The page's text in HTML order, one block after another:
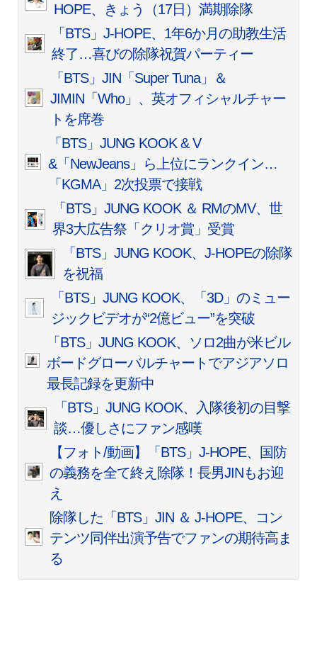
HOPE、きょう（17日）満期除隊
「BTS」J-HOPE、1年6か月の助教生活
終了…喜びの除隊祝賀パーティー
「BTS」JIN「Super Tuna」＆
JIMIN「Who」、英オフィシャルチャー
トを席巻
「BTS」JUNG KOOK & V
&「NewJeans」ら上位にランクイン…
「KGMA」2次投票で接戦
「BTS」JUNG KOOK ＆ RMのMV、世
界3大広告祭「クリオ賞」受賞
「BTS」JUNG KOOK、J-HOPEの除隊
を祝福
「BTS」JUNG KOOK、「3D」のミュー
ジックビデオが“2億ビュー”を突破
「BTS」JUNG KOOK、ソロ2曲が米ビル
ボードグローバルチャートでアジアソロ
最長記録を更新中
「BTS」JUNG KOOK、入隊後初の目撃
談…優しさにファン感嘆
【フォト/動画】「BTS」J-HOPE、国防
の義務を全て終え除隊！長男JINもお迎
え
除隊した「BTS」JIN ＆ J-HOPE、コン
テンツ同伴出演予告でファンの期待高ま
る